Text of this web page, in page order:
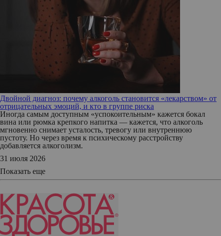
Двойной диагноз: почему алкоголь становится «лекарством» от
отрицательных эмоций, и кто в группе риска
Иногда самым доступным «успокоительным» кажется бокал
вина или рюмка крепкого напитка — кажется, что алкоголь
мгновенно снимает усталость, тревогу или внутреннюю
пустоту. Но через время к психическому расстройству
добавляется алкоголизм.
31 июля 2026
Показать еще